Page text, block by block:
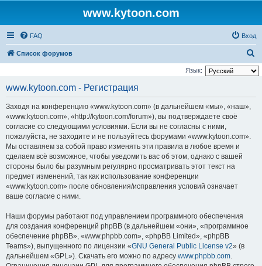
www.kytoon.com
FAQ Вход
Список форумов
о
Язык:
www.kytoon.com - Регистрация
Заходя на конференцию «www.kytoon.com» (в дальнейшем «мы», «наш»,
«www.kytoon.com», «http://kytoon.com/forum»), вы подтверждаете своё
согласие со следующими условиями. Если вы не согласны с ними,
пожалуйста, не заходите и не пользуйтесь форумами «www.kytoon.com».
Мы оставляем за собой право изменять эти правила в любое время и
сделаем всё возможное, чтобы уведомить вас об этом, однако с вашей
стороны было бы разумным регулярно просматривать этот текст на
предмет изменений, так как использование конференции
«www.kytoon.com» после обновления/исправления условий означает
ваше согласие с ними.
Наши форумы работают под управлением программного обеспечения
для создания конференций phpBB (в дальнейшем «они», «программное
обеспечение phpBB», «www.phpbb.com», «phpBB Limited», «phpBB
Teams»), выпущенного по лицензии «GNU General Public License v2» (в
дальнейшем «GPL»). Скачать его можно по адресу www.phpbb.com.